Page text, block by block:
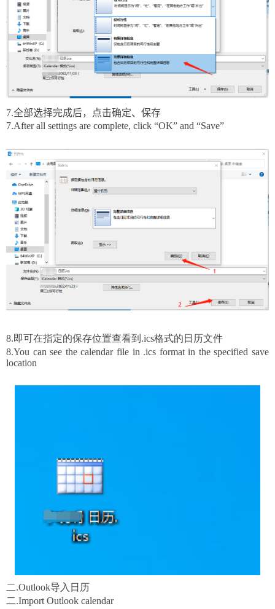
7.全部选择完成后，点击确定、保存
7.After all settings are complete, click “OK” and “Save”
8.即可在指定的保存位置查看到 .ics格式的日历文件
8.You cansee the calendar file in .ics format in the specified save
location
二.Outlook导入日历
二.ImportOutlook calendar